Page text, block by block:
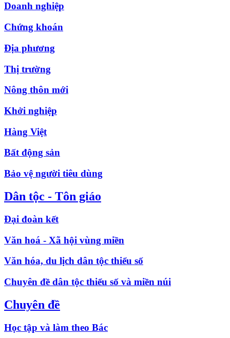
Doanh nghiệp
Chứng khoán
Địa phương
Thị trường
Nông thôn mới
Khởi nghiệp
Hàng Việt
Bất động sản
Bảo vệ người tiêu dùng
Dân tộc - Tôn giáo
Đại đoàn kết
Văn hoá - Xã hội vùng miền
Văn hóa, du lịch dân tộc thiểu số
Chuyên đề dân tộc thiểu số và miền núi
Chuyên đề
Học tập và làm theo Bác